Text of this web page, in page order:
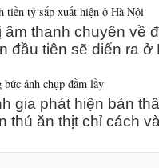
tiền tỷ sắp xuất hiện ở Hà Nội
âm thanh chuyên về
đầu tiên sẽ diển ra
ảnh chụp đầm lầy
gia phát hiện bản
thú ăn thịt chỉ cách